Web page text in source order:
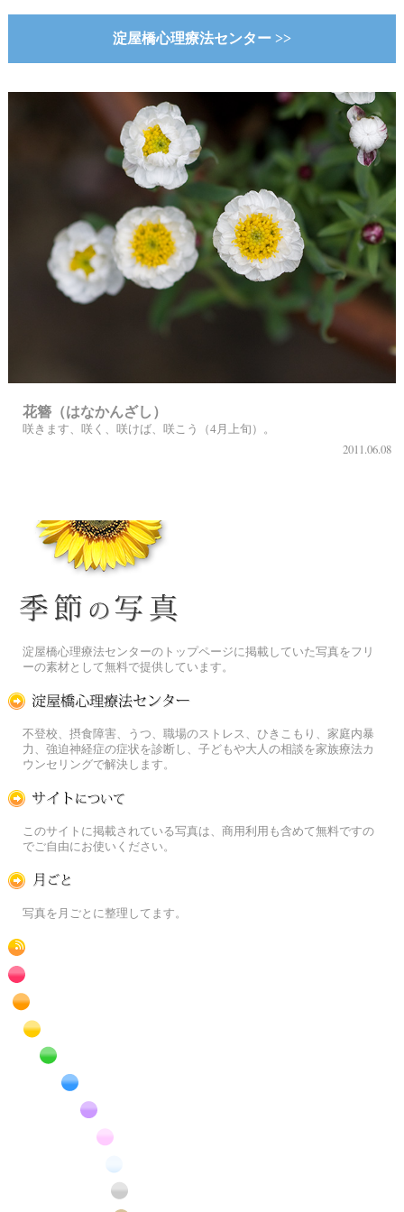
淀屋橋心理療法センター >>
花簪（はなかんざし）
咲きます、咲く、咲けば、咲こう（4月上旬）。
2011.06.08
淀屋橋心理療法センターのトップページに掲載していた写真をフリ
ーの素材として無料で提供しています。
不登校、摂食障害、うつ、職場のストレス、ひきこもり、家庭内暴
力、強迫神経症の症状を診断し、子どもや大人の相談を家族療法カ
ウンセリングで解決します。
このサイトに掲載されている写真は、商用利用も含めて無料ですの
でご自由にお使いください。
写真を月ごとに整理してます。
RSS
赤色の花のフリー写真素材
橙色の花のフリー写真素材
黄色の花のフリー写真素材
緑色の花のフリー写真素材
青色の花のフリー写真素材
紫色の花のフリー写真素材
白色の花のフリー写真素材
昆虫のフリー写真素材